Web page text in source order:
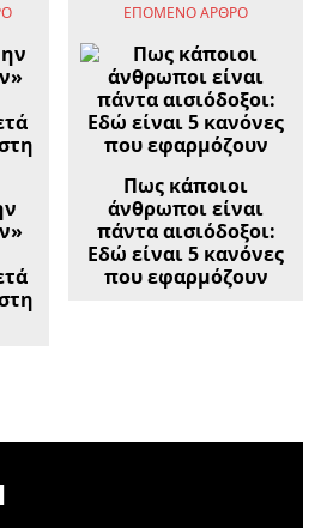
ΕΠΌΜΕΝΟ ΆΡΘΡΟ
Πως κάποιοι
άνθρωποι είναι
πάντα αισιόδοξοι:
Εδώ είναι 5 κανόνες
που εφαρμόζουν